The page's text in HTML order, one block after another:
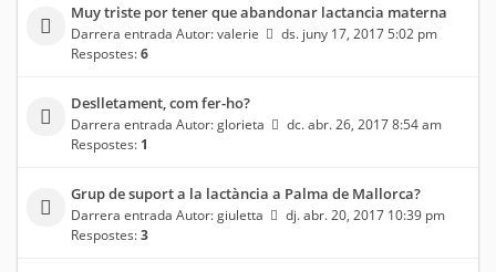
Muy triste por tener que abandonar lactancia materna
Darrera entrada Autor:valerie
ds. juny 17, 2017 5:02 pm
Respostes:6
Deslletament, com fer-ho?
Darrera entrada Autor:glorieta
dc. abr. 26, 2017 8:54 am
Respostes: 1
Grup de suport a la lactància a Palma de Mallorca?
Darrera entrada Autor:giuletta
dj. abr. 20, 2017 10:39 pm
Respostes:3